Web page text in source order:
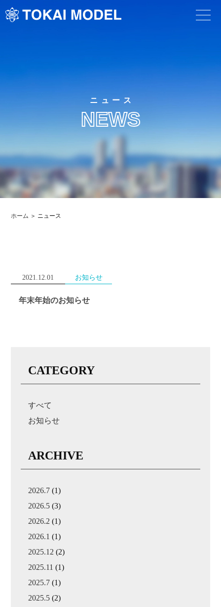
ニュース
NEWS
ホーム ニュース
2021.12.01 お知らせ
年末年始のお知らせ
CATEGORY
すべて
お知らせ
ARCHIVE
2026.7 (1)
2026.5 (3)
2026.2 (1)
2026.1 (1)
2025.12 (2)
2025.11 (1)
2025.7 (1)
2025.5 (2)